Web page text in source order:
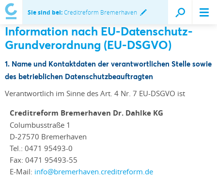
Sie sind bei:Creditreform Bremerhaven
Information nach EU-Datenschutz-
Grundverordnung (EU-DSGVO)
1. Name und Kontaktdaten der verantwortlichen Stelle sowie
des betrieblichen Datenschutzbeauftragten
Verantwortlich im Sinne des Art. 4 Nr. 7 EU-DSGVO ist
Creditreform Bremerhaven Dr. Dahlke KG
Columbusstraße 1
D-27570 Bremerhaven
Tel.: 0471 95493-0
Fax: 0471 95493-55
E-Mail: info@bremerhaven.creditreform.de